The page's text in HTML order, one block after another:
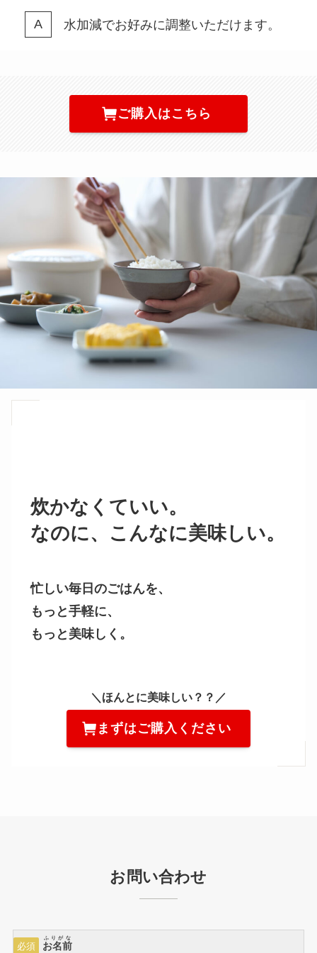
水加減でお好みに調整いただけます。
ご購入はこちら
炊かなくていい。
なのに、こんなに美味しい。
忙しい毎日のごはんを、
もっと手軽に、
もっと美味しく。
＼ほんとに美味しい？？／
まずはご購入ください
お問い合わせ
必須 お名前
ふりがな